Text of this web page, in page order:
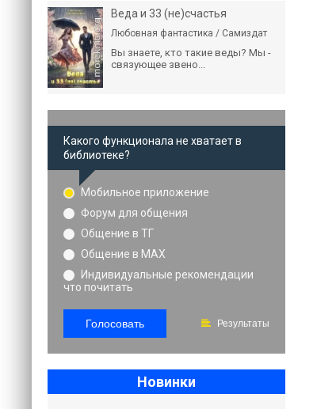
Веда и 33 (не)счастья
Любовная фантастика / Самиздат
Вы знаете, кто такие веды? Мы -
связующее звено...
Какого функционала не хватает в
библиотеке?
Мобильное приложение
Форум для общения
Общение в ТГ
Общение в MAX
Индивидуальные рекомендации
что почитать
Голосовать Результаты
Новинки